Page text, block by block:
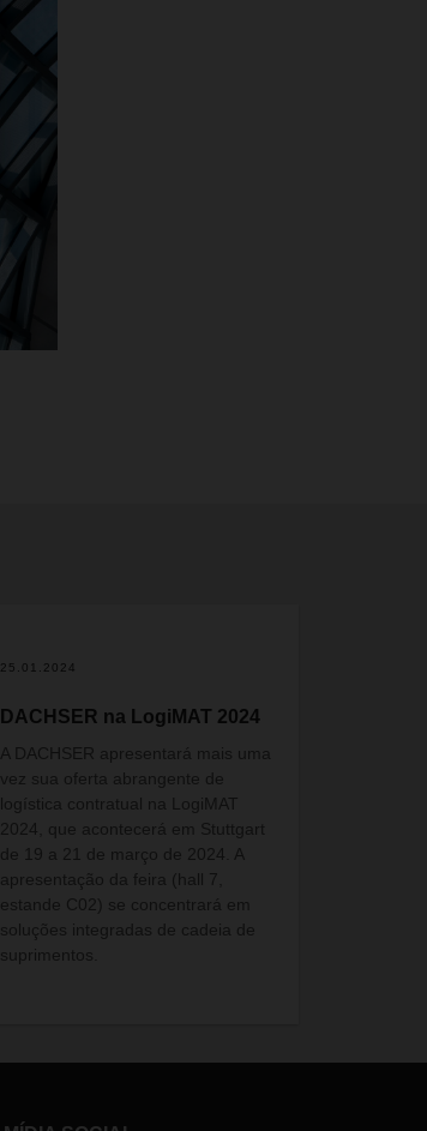
25.01.2024
DACHSER na LogiMAT 2024
A DACHSER apresentará mais uma
vez sua oferta abrangente de
logística contratual na LogiMAT
2024, que acontecerá em Stuttgart
de 19 a 21 de março de 2024. A
apresentação da feira (hall 7,
estande C02) se concentrará em
soluções integradas de cadeia de
suprimentos.